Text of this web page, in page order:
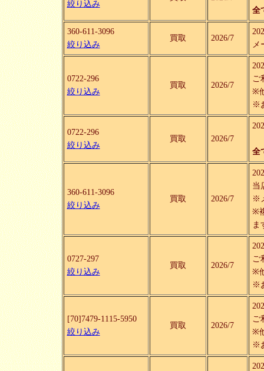
絞り込み
全
360-611-3096
絞り込み
買取 2026/7
メ
0722-296
絞り込み
買取 2026/7
ご
※
※
0722-296
絞り込み
買取 2026/7
全
360-611-3096
絞り込み
買取 2026/7
当
※
※
ま
0727-297
絞り込み
買取 2026/7
ご
※
※
[70]7479-1115-5950
絞り込み
買取 2026/7
ご
※
※